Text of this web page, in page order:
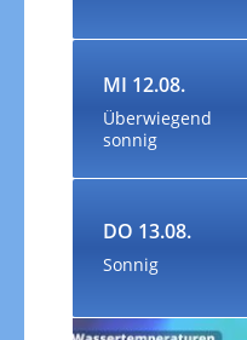
MI 12.08.
Überwiegend
sonnig
DO 13.08.
Sonnig